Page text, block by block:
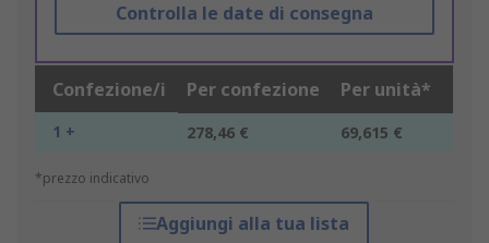
Controlla le date di consegna
Confezione/i Per confezione Per unità*
1 + 278,46 € 69,615 €
*prezzo indicativo
Aggiungi alla tua lista